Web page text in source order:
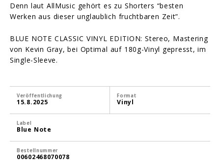
Denn laut AllMusic gehört es zu Shorters “besten
Werken aus dieser unglaublich fruchtbaren Zeit”.
BLUE NOTE CLASSIC VINYL EDITION: Stereo, Mastering
von Kevin Gray, bei Optimal auf 180g-Vinyl gepresst, im
Single-Sleeve.
Veröffentlichung
15.8.2025
Format
Vinyl
Label
Blue Note
Bestellnummer
00602468070078